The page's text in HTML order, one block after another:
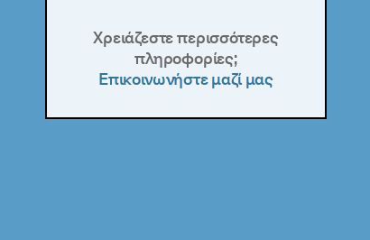
Χρειάζεστε περισσότερες
πληροφορίες;
Επικοινωνήστε μαζί μας